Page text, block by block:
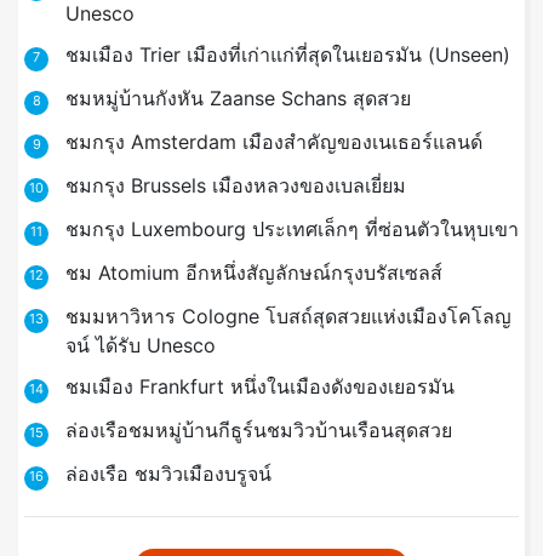
Unesco
7 ชมเมือง Trier เมืองที่เก่าแก่ที่สุดในเยอรมัน (Unseen)
8 ชมหมู่บ้านกังหัน Zaanse Schans สุดสวย
9 ชมกรุง Amsterdam เมืองสำคัญของเนเธอร์แลนด์
10 ชมกรุง Brussels เมืองหลวงของเบลเยี่ยม
11 ชมกรุง Luxembourg ประเทศเล็กๆ ที่ซ่อนตัวในหุบเขา
12 ชม Atomium อีกหนึ่งสัญลักษณ์กรุงบรัสเซลส์
13
ชมมหาวิหาร Cologne โบสถ์สุดสวยแห่งเมืองโคโลญ
จน์ ได้รับ Unesco
14 ชมเมือง Frankfurt หนึ่งในเมืองดังของเยอรมัน
15 ล่องเรือชมหมู่บ้านกีธูร์นชมวิวบ้านเรือนสุดสวย
16 ล่องเรือ ชมวิวเมืองบรูจน์